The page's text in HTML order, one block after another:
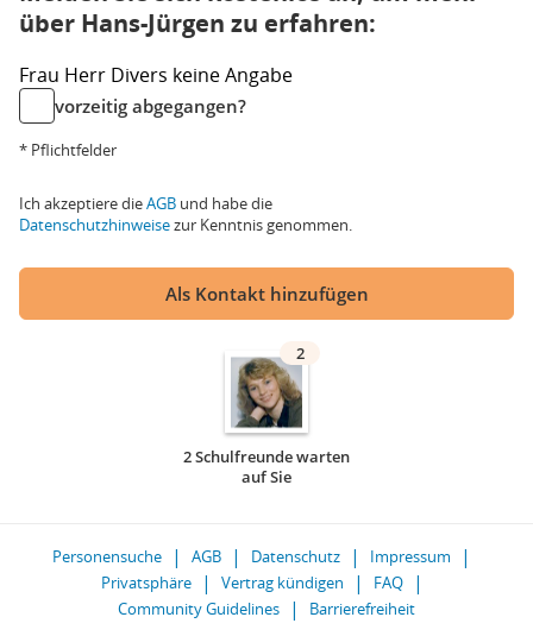
über Hans-Jürgen zu erfahren:
Frau Herr Divers keine Angabe
vorzeitig abgegangen?
* Pflichtfelder
Ich akzeptiere dieAGB und habe die
Datenschutzhinweisezur Kenntnis genommen.
Als Kontakt hinzufügen
2
2 Schulfreunde warten
auf Sie
Personensuche AGB Datenschutz
Impressum
Privatsphäre
Vertrag kündigen
FAQ
Community Guidelines
Barrierefreiheit